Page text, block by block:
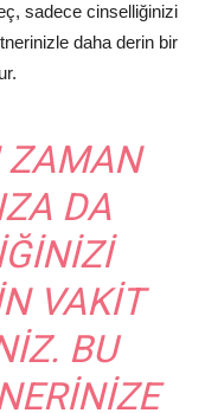
sadece cinselliğinizi
daha derin bir
DA
VAKIT
BU